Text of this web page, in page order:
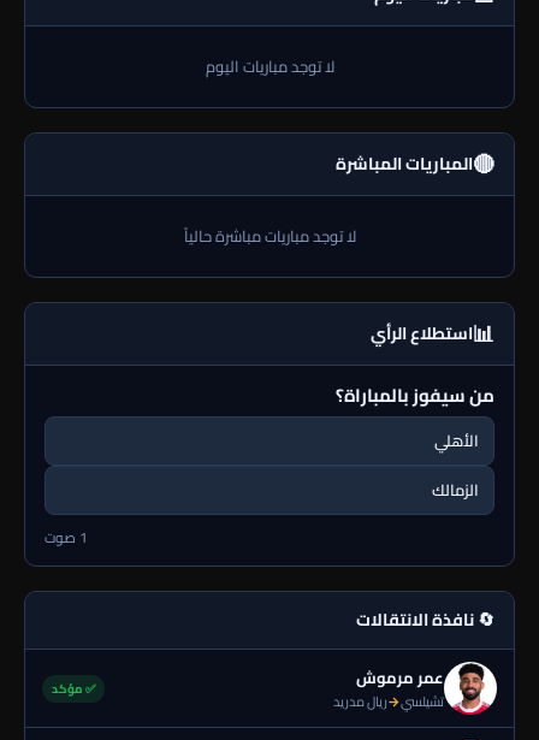
لا توجد مباريات اليوم
🔴المباريات المباشرة
لا توجد مباريات مباشرة حالياً
📊استطلاع الرأي
من سيفوز بالمباراة؟
الأهلي
الزمالك
1 صوت
🔄 نافذة الانتقالات
عمر مرموش
تشيلسي→ريال مدريد
✅ مؤكد